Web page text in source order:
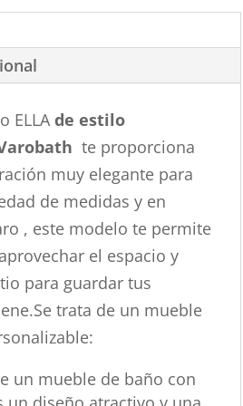
ELLAde estilo
te proporciona
muy elegante para
de medidas y en
, este modelo te permite
el espacio y
para guardar tus
trata de un mueble
un mueble de baño con